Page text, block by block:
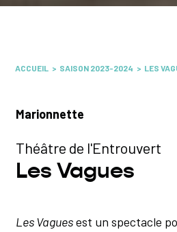
ACCUEIL SAISON 2023-2024 LES
Marionnette
Théâtre de l'Entrouvert
Les Vagues
Les Vaguesest un spectacle